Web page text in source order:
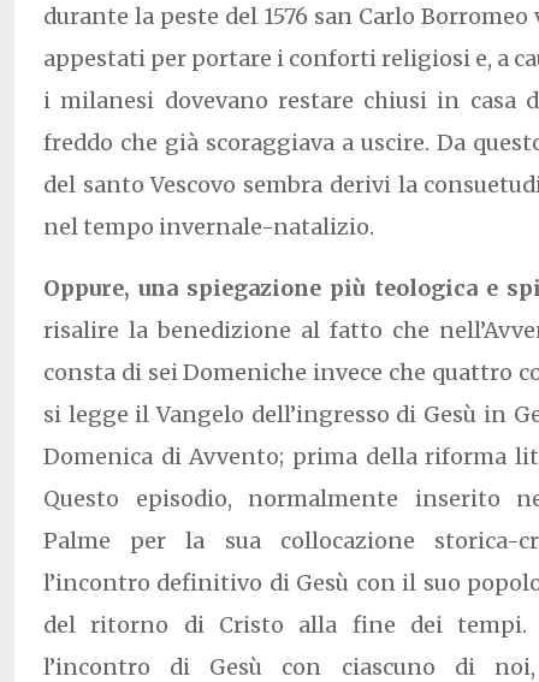
durante la peste del 1576 san Carlo
appestati per portare i conforti religiosi e, a
i milanesi dovevano restare chiusi in casa
freddo che già scoraggiava a uscire. Da
del santo Vescovo sembra derivi la
nel tempo invernale-natalizio.
Oppure, una spiegazione più teologica e
risalire la benedizione al fatto che
consta di sei Domeniche invece che quattro
si legge il Vangelo dell’ingresso di Gesù in
Domenica di Avvento; prima della riforma
Questo episodio, normalmente inserito
Palme per la sua collocazione storica-
l’incontro definitivo di Gesù con il suo
del ritorno di Cristo alla fine dei tempi.
l’incontro di Gesù con ciascuno di